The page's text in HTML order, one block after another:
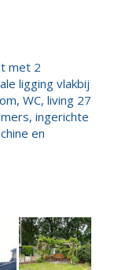
met 2
ligging vlakbij
WC, living 27
ingerichte
en